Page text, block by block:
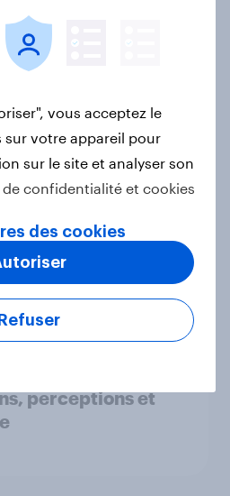
l’équilibre
Movember : Deux
réalités
perceptions et
vous acceptez le
sur votre appareil pour
sur le site et analyser son
de confidentialité et cookies
des cookies
Refuser